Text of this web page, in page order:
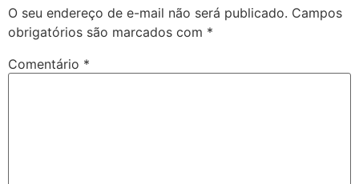
O seu endereço de e-mail não será publicado. Campos
obrigatórios são marcados com *
Comentário *